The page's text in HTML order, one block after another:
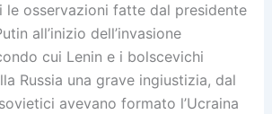
le osservazioni fatte dal presidente
all’inizio dell’invasione
cui Lenin e i bolscevichi
Russia una grave ingiustizia, dal
avevano formato l’Ucraina